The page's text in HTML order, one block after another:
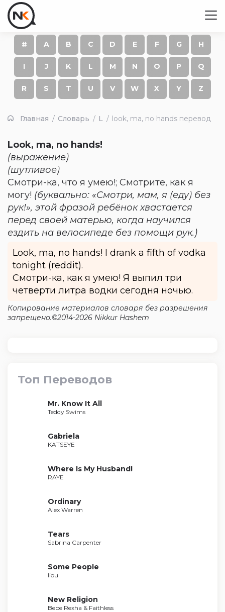
# A B C D E F G H
I J K L M N O P Q
R S T U V W X Y Z
Главная Словарь L look, ma, no hands перевод
Look, ma, no hands!
(выражение)
(шутливое)
Смотри-ка, что я умею!; Смотрите, как я
могу! (буквально: «Смотри, мам, я (еду) без
рук!», этой фразой ребёнок хвастается
перед своей матерью, когда научился
ездить на велосипеде без помощи рук.)
Look, ma, no hands! I drank a fifth of vodka
tonight (reddit).
Смотри-ка, как я умею! Я выпил три
четверти литра водки сегодня ночью.
Копирование материалов словаря без разрешения
запрещено.©2014-2026 Nikkur Hashem
Топ Переводов
Mr. Know It All
Teddy Swims
Gabriela
KATSEYE
Where Is My Husband!
RAYE
Ordinary
Alex Warren
Tears
Sabrina Carpenter
Some People
liou
New Religion
Bebe Rexha & Faithless